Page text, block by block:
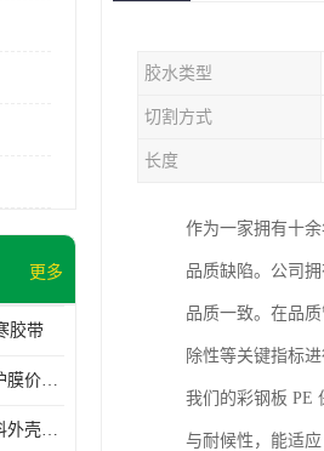
更多
胶带
不留残胶 石家庄pe保护膜价格 塑料薄膜
自粘易撕PE保护膜塑料外壳导光板亚克力板膜操作方便
胶水类型
切割方式
长度
作为一家拥有十
品质缺陷。公司
品质一致。在品
除性等关键指标
我们的彩钢板 PE
与耐候性，能适